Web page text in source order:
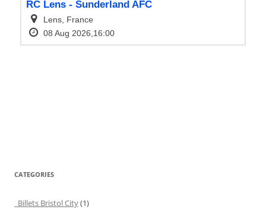
CATEGORIES
Billets Bristol City(1)